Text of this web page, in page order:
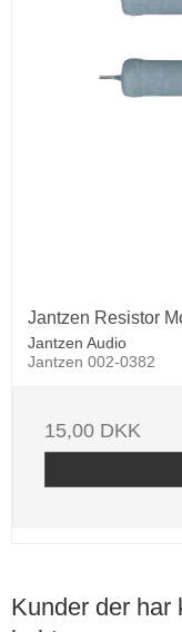
Jantzen Resistor
Jantzen Audio
Jantzen 002-0382
15,00 DKK
Kunder der har